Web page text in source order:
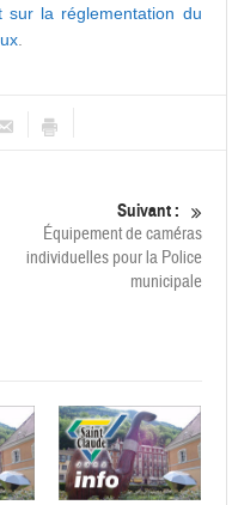
sur la réglementation du
Suivant :
Équipement de caméras
individuelles pour la Police
municipale